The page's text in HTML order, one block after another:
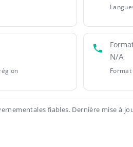
N/A
fiables. Dernière mise à